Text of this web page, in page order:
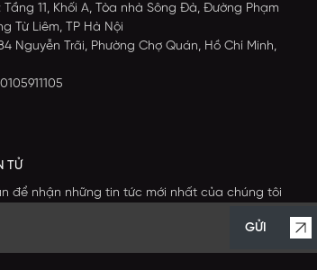
Tầng 11, Khối A, Tòa nhà Sông Đà, Đường Phạm
Từ Liêm, TP Hà Nội
Nguyễn Trãi, Phường Chợ Quán, Hồ Chí Minh,
TỬ
để nhận những tin tức mới nhất của chúng tôi
GỬI